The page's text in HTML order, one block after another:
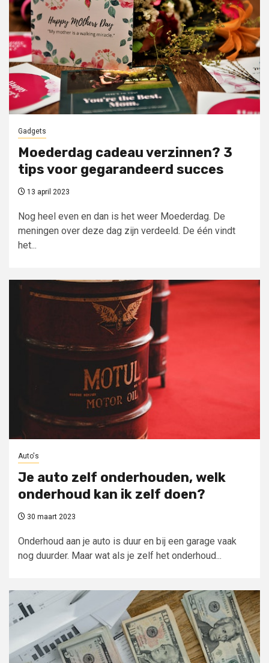
Gadgets
Moederdag cadeau verzinnen? 3
tips voor gegarandeerd succes
13 april 2023
Nog heel even en dan is het weer Moederdag. De
meningen over deze dag zijn verdeeld. De één vindt
het...
Auto's
Je auto zelf onderhouden, welk
onderhoud kan ik zelf doen?
30 maart 2023
Onderhoud aan je auto is duur en bij een garage vaak
nog duurder. Maar wat als je zelf het onderhoud...